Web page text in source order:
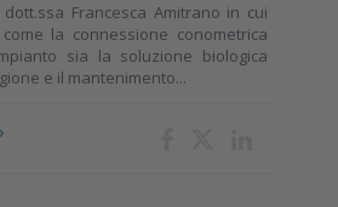
Francesca Amitrano in cui
la connessione conometrica
sia la soluzione biologica
e il mantenimento...